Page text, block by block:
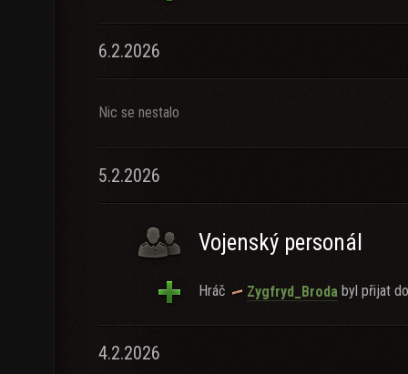
6.2.2026
Nic se nestalo
5.2.2026
Vojenský personál
Hráč Zygfryd_Broda byl přijat
4.2.2026